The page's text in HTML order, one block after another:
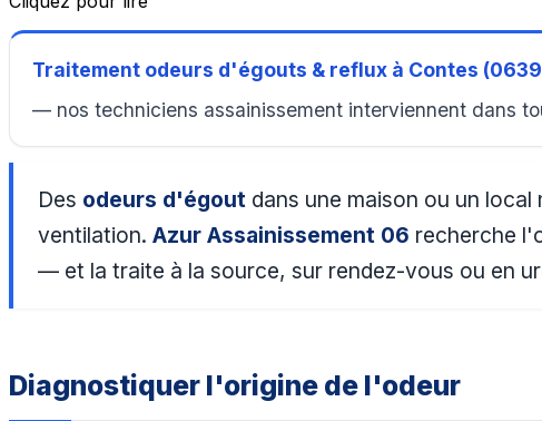
Traitement odeurs d'égouts & reflux à Contes
— nos techniciens assainissement interviennent dans
Des odeurs d'égout dans une maison ou un
ventilation.Azur Assainissement 06 recherche
— et la traite à la source, sur rendez-vous ou en
Diagnostiquer l'origine de l'odeur